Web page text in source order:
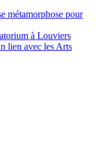
métamorphose pour
à Louviers
lien avec les Arts